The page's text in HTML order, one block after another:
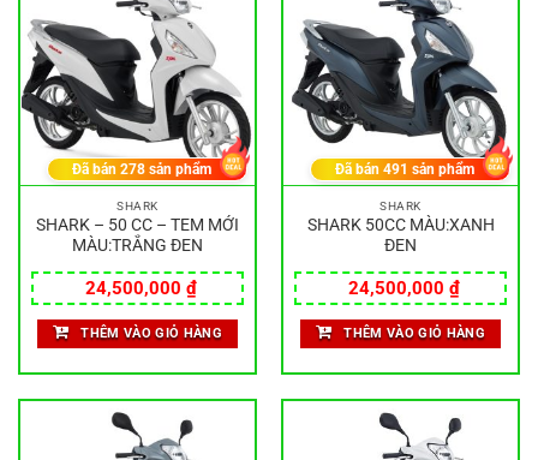
SHARK
SHARK – 50 CC – TEM MỚI
MÀU:TRẮNG ĐEN
24,500,000 ₫
Đã bán278 sản phẩm
THÊM VÀO GIỎ HÀNG
SHARK
SHARK 50CC MÀU:XANH
ĐEN
24,500,000 ₫
Đã bán491 sản phẩm
THÊM VÀO GIỎ HÀNG